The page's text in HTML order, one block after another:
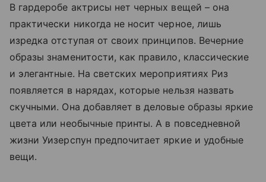
В гардеробе актрисы нет черных вещей – она
практически никогда не носит черное, лишь
изредка отступая от своих принципов. Вечерние
образы знаменитости, как правило, классические
и элегантные. На светских мероприятиях Риз
появляется в нарядах, которые нельзя назвать
скучными. Она добавляет в деловые образы яркие
цвета или необычные принты. А в повседневной
жизни Уизерспун предпочитает яркие и удобные
вещи.